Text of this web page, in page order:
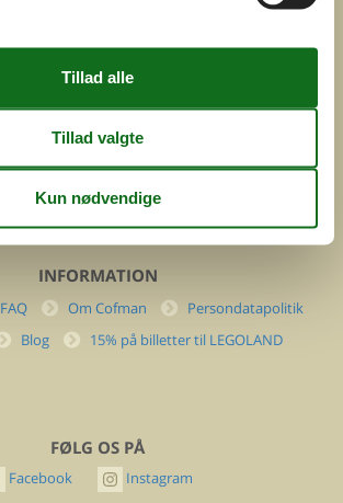
DK-7400 Herning
Cofman.com
Momsnr.: DK26347688
(+45) 7877 0427
INFORMATION
FAQ Om Cofman
Persondatapolitik
Blog 15% på billetter til LEGOLAND
FØLG OS PÅ
Facebook Instagram